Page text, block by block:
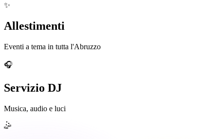
✨
Allestimenti
Eventi a tema in tutta l'Abruzzo
🎧
Servizio DJ
Musica, audio e luci
🤹